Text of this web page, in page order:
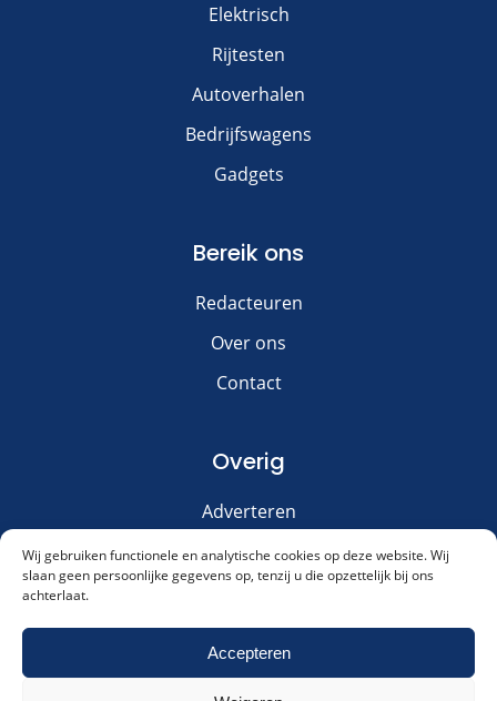
Wij gebruiken functionele en analytische cookies op deze website. Wij
slaan geen persoonlijke gegevens op, tenzij u die opzettelijk bij ons
achterlaat.
Accepteren
Elektrisch
Rijtesten
Autoverhalen
Bedrijfswagens
Gadgets
Bereik ons
Redacteuren
Over ons
Contact
Overig
Adverteren
Disclaimer
Privacy & Cookies
Meld je aan voor onze nieuwsbrief!